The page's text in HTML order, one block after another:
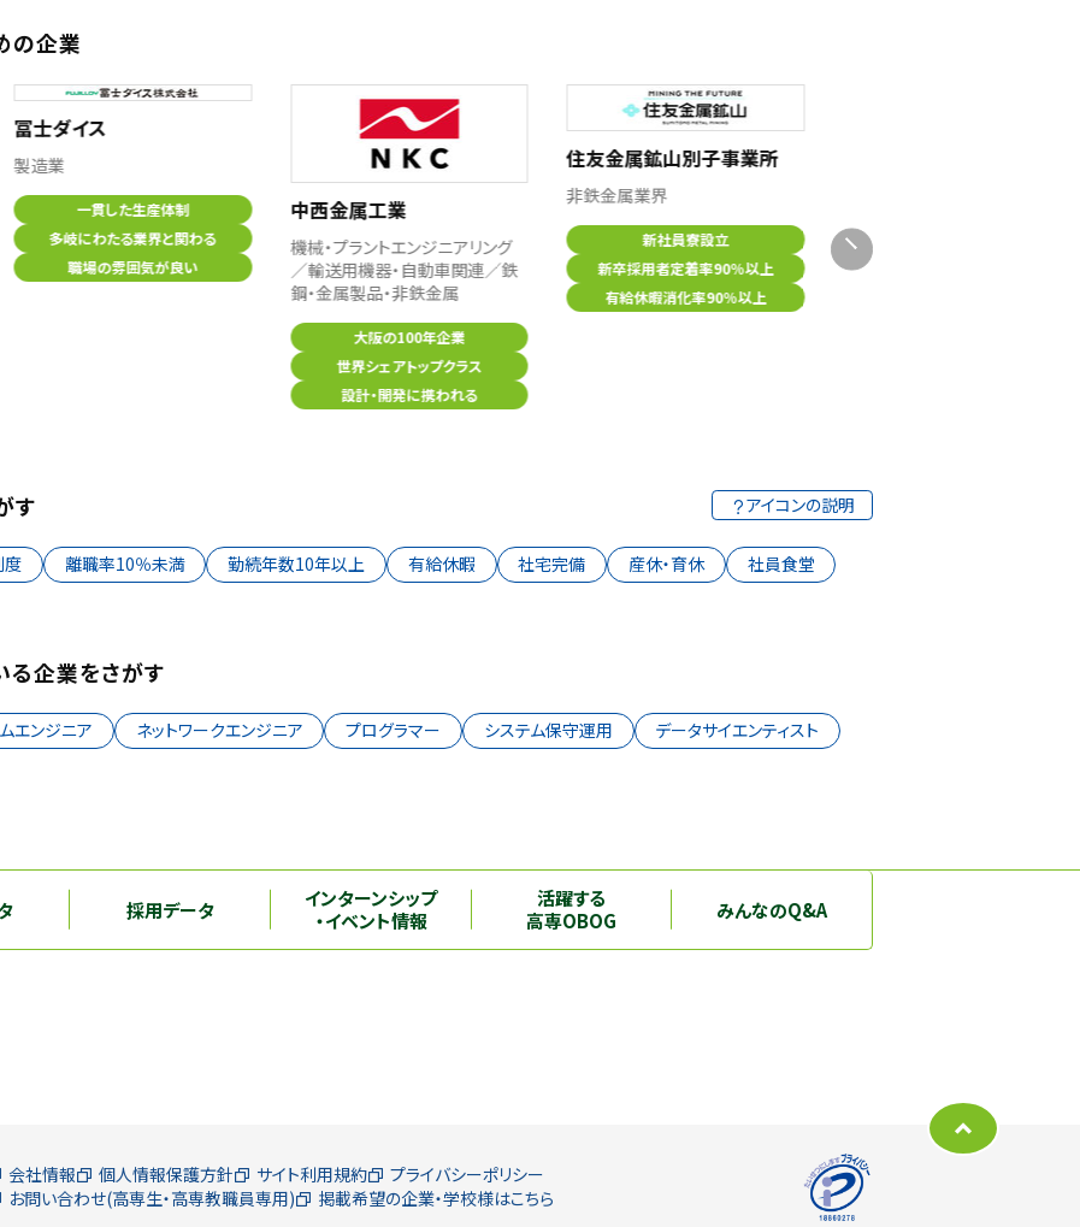
の企業
冨士ダイス
製造業
一貫した生産体制
多岐にわたる業界と関わる
職場の雰囲気が良い
中西金属工業
機械・プラントエンジニアリング
／輸送用機器・自動車関連／鉄
鋼・金属製品・非鉄金属
大阪の100年企業
世界シェアトップクラス
設計・開発に携われる
住友金属鉱山別子事業所
非鉄金属業界
新社員寮設立
新卒採用者定着率90％以上
有給休暇消化率90％以上
製造業（機械・プラント）
す アイコンの説明
度 離職率10％未満 勤続年数10年以上 有給休暇 社宅完備 産休・育休 社員食堂
る企業をさがす
エンジニア ネットワークエンジニア プログラマー システム保守運用 データサイエンティスト
採用データ
インターンシップ
・イベント情報
活躍する
高専OBOG
みんなのQ&A
会社情報 個人情報保護方針 サイト利用規約
プライバシーポリシー
お問い合わせ(高専生・高専教職員専用)
掲載希望の企業・学校様はこちら